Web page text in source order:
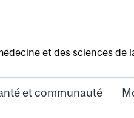
et des sciences de
et communauté